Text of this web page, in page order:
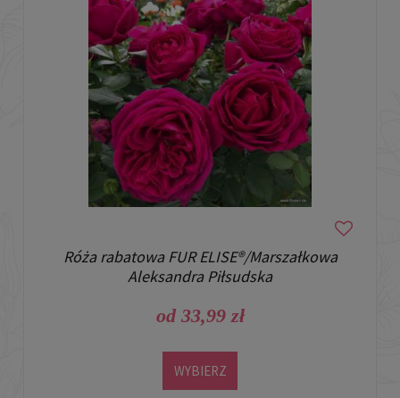
Róża rabatowa FUR ELISE®/Marszałkowa
Aleksandra Piłsudska
od 33,99 zł
WYBIERZ